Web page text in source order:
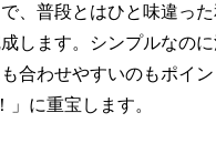
、普段とはひと味違っ
します。シンプルなのに
合わせやすいのもポイ
」に重宝します。